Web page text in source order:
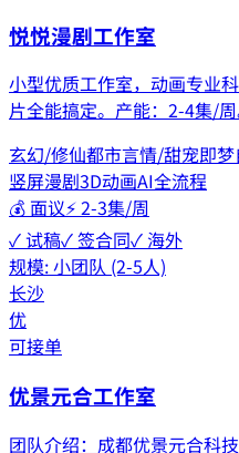
悦悦漫剧工作室
小型优质工作室，动画专业
片全能搞定。产能：2-4集/周
玄幻/修仙都市言情/甜宠即梦
竖屏漫剧3D动画AI全流程
💰 面议⚡2-3集/周
✓ 试稿✓ 签合同✓ 海外
规模:小团队 (2-5人)
长沙
优
可接单
优景元合工作室
团队介绍：成都优景元合科